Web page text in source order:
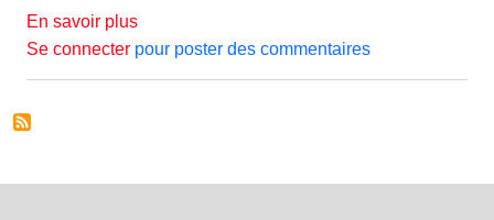
En savoir plussur PORTES OUVERTES 2024
Se connecter pour poster des commentaires